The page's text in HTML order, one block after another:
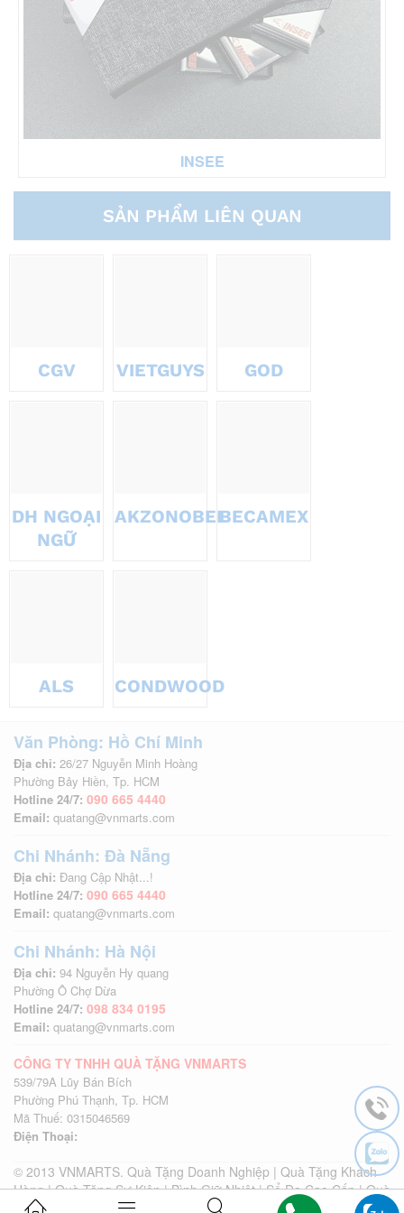
INSEE
SẢN PHẨM LIÊN QUAN
CGV VIETGUYS GOD
DH NGOẠI
NGỮ
AKZONOBELBECAMEX
ALS CONDWOOD
Văn Phòng: Hồ Chí Minh
Địa chỉ: 26/27 Nguyễn Minh Hoàng
Phường Bảy Hiền, Tp. HCM
Hotline 24/7: 090 665 4440
Email: quatang@vnmarts.com
Chi Nhánh: Đà Nẵng
Địa chỉ: Đang Cập Nhật...!
Hotline 24/7: 090 665 4440
Email: quatang@vnmarts.com
Chi Nhánh: Hà Nội
Địa chỉ: 94 Nguyễn Hy quang
Phường Ô Chợ Dừa
Hotline 24/7: 098 834 0195
Email: quatang@vnmarts.com
CÔNG TY TNHH QUÀ TẶNG VNMARTS
539/79A Lũy Bán Bích
Phường Phú Thạnh, Tp. HCM
Mã Thuế: 0315046569
Điện Thoại:
© 2013 VNMARTS. Quà Tặng Doanh Nghiệp | Quà Tặng Khách
Hàng | Quà Tặng Sự Kiện | Bình Giữ Nhiệt | Sổ Da Cao Cấp | Quà
Tặng Khách Hàng | Quà Tặng Sự Kiện | Quà Tặng Quảng Cáo |